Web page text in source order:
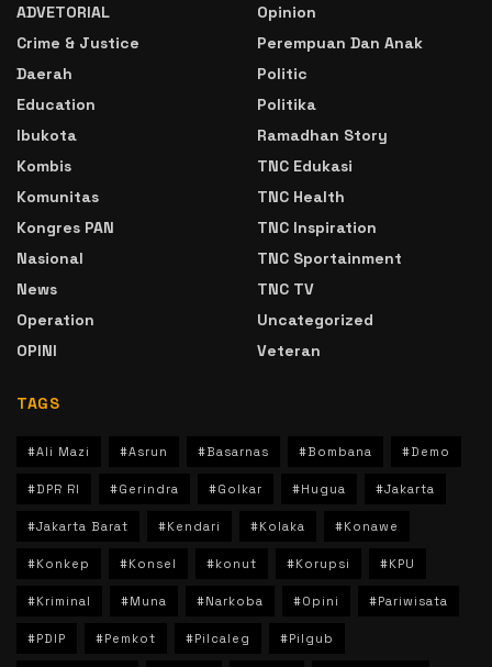
ADVETORIAL
Crime & Justice
Daerah
Education
Ibukota
Kombis
Komunitas
Kongres PAN
Nasional
News
Operation
OPINI
Opinion
Perempuan Dan Anak
Politic
Politika
Ramadhan Story
TNC Edukasi
TNC Health
TNC Inspiration
TNC Sportainment
TNC TV
Uncategorized
Veteran
TAGS
#Ali Mazi #Asrun #Basarnas #Bombana #Demo
#DPR RI #Gerindra #Golkar #Hugua #Jakarta
#Jakarta Barat #Kendari #Kolaka #Konawe
#Konkep #Konsel #konut #Korupsi #KPU
#Kriminal #Muna #Narkoba #Opini #Pariwisata
#PDIP #Pemkot #Pilcaleg #Pilgub